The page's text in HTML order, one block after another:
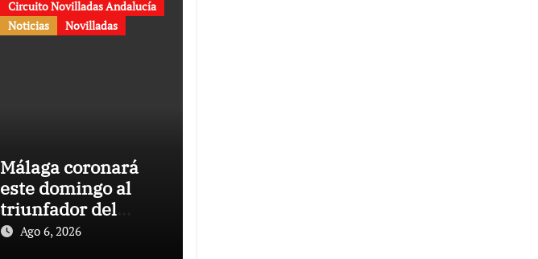
Circuito Novilladas Andalucía
Noticias
Novilladas
Málaga coronará
este domingo al
triunfador del
Circuito de
Ago 6, 2026